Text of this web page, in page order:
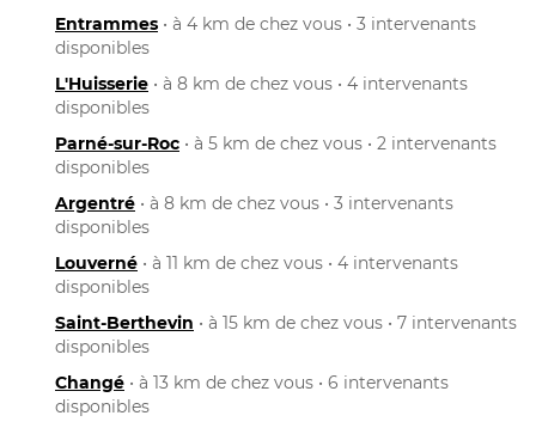
Entrammes • à 4 km de chez vous • 3 intervenants
disponibles
L'Huisserie • à 8 km de chez vous • 4 intervenants
disponibles
Parné-sur-Roc • à 5 km de chez vous • 2 intervenants
disponibles
Argentré • à 8 km de chez vous • 3 intervenants
disponibles
Louverné • à 11 km de chez vous • 4 intervenants
disponibles
Saint-Berthevin • à 15 km de chez vous • 7 intervenants
disponibles
Changé • à 13 km de chez vous • 6 intervenants
disponibles